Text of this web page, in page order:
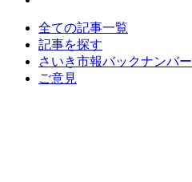
全ての記事一覧
記事を探す
さいき市報バックナンバー
ご意見